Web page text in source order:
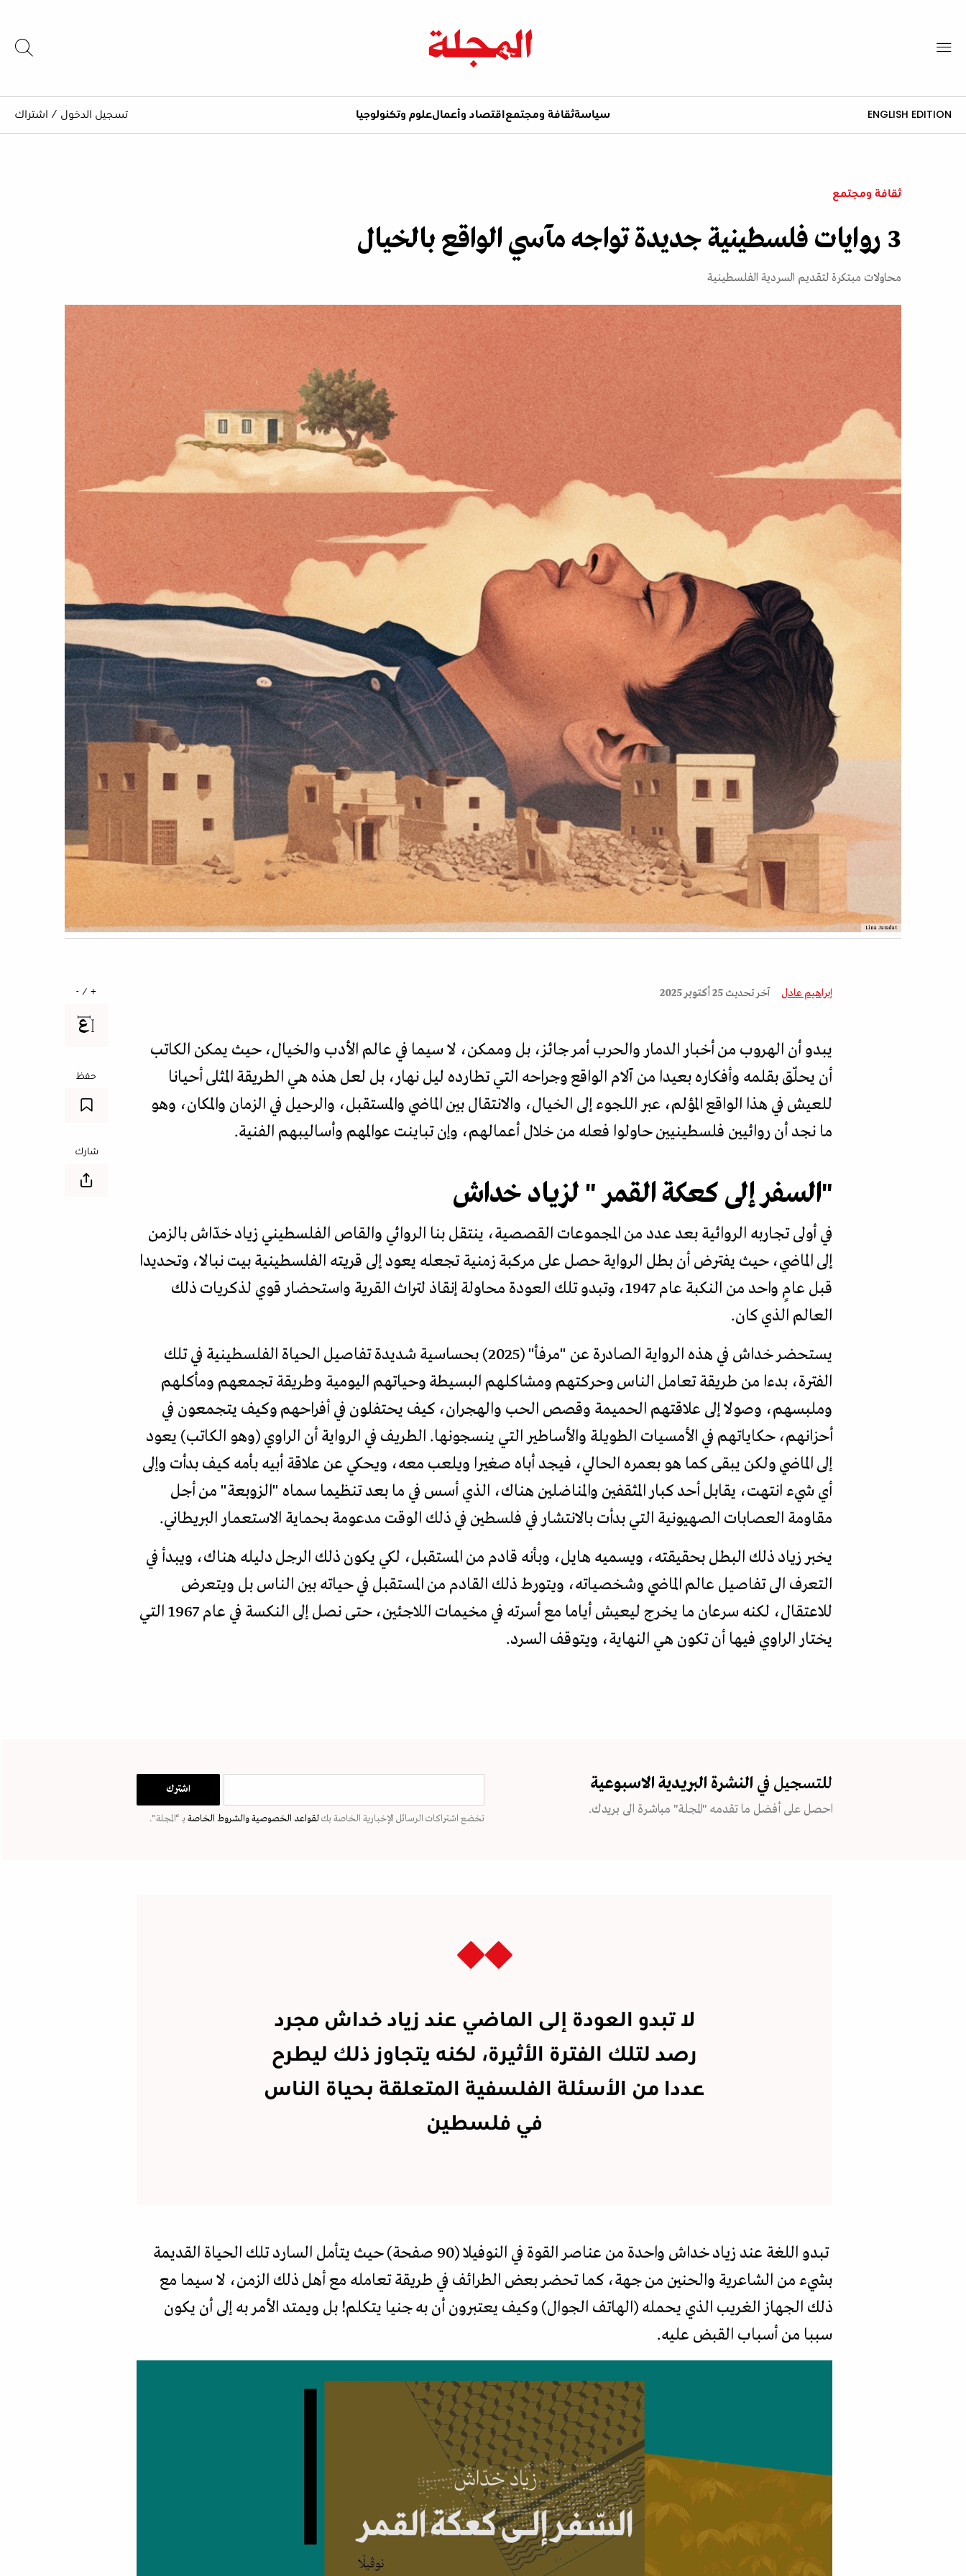
ENGLISH EDITION سياسةثقافة ومجتمع اقتصاد وأعمالعلوم وتكنولوجيا تسجيل الدخول / اشتراك
ثقافة ومجتمع
3 روايات فلسطينية جديدة تواجه مآسي الواقع بالخيال
محاولات مبتكرة لتقديم السردية الفلسطينية
Lina Jaradat
إبراهيم عادل آخر تحديث 25 أكتوبر 2025
يبدو أن الهروب من أخبار الدمار والحرب أمر جائز، بل وممكن، لا سيما في عالم الأدب والخيال، حيث يمكن الكاتب
أن يحلّق بقلمه وأفكاره بعيدا من آلام الواقع وجراحه التي تطارده ليل نهار، بل لعل هذه هي الطريقة المثلى أحيانا
للعيش في هذا الواقع المؤلم، عبر اللجوء إلى الخيال، والانتقال بين الماضي والمستقبل، والرحيل في الزمان والمكان، وهو
ما نجد أن روائيين فلسطينيين حاولوا فعله من خلال أعمالهم، وإن تباينت عوالمهم وأساليبهم الفنية.
"السفر إلى كعكة القمر " لزياد خداش
في أولى تجاربه الروائية بعد عدد من المجموعات القصصية، ينتقل بنا الروائي والقاص الفلسطيني زياد خدّاش بالزمن
إلى الماضي، حيث يفترض أن بطل الرواية حصل على مركبة زمنية تجعله يعود إلى قريته الفلسطينية بيت نبالا، وتحديدا
قبل عامٍ واحد من النكبة عام 1947، وتبدو تلك العودة محاولة إنقاذ لتراث القرية واستحضار قوي لذكريات ذلك
العالم الذي كان.
يستحضر خداش في هذه الرواية الصادرة عن "مرفأ" (2025) بحساسية شديدة تفاصيل الحياة الفلسطينية في تلك
الفترة، بدءا من طريقة تعامل الناس وحركتهم ومشاكلهم البسيطة وحياتهم اليومية وطريقة تجمعهم ومأكلهم
وملبسهم، وصولا إلى علاقتهم الحميمة وقصص الحب والهجران، كيف يحتفلون في أفراحهم وكيف يتجمعون في
أحزانهم، حكاياتهم في الأمسيات الطويلة والأساطير التي ينسجونها. الطريف في الرواية أن الراوي (وهو الكاتب) يعود
إلى الماضي ولكن يبقى كما هو بعمره الحالي، فيجد أباه صغيرا ويلعب معه، ويحكي عن علاقة أبيه بأمه كيف بدأت وإلى
أي شيء انتهت، يقابل أحد كبار المثقفين والمناضلين هناك، الذي أسس في ما بعد تنظيما سماه "الزوبعة" من أجل
مقاومة العصابات الصهيونية التي بدأت بالانتشار في فلسطين في ذلك الوقت مدعومة بحماية الاستعمار البريطاني.
يخبر زياد ذلك البطل بحقيقته، ويسميه هايل، وبأنه قادم من المستقبل، لكي يكون ذلك الرجل دليله هناك، ويبدأ في
التعرف الى تفاصيل عالم الماضي وشخصياته، ويتورط ذلك القادم من المستقبل في حياته بين الناس بل ويتعرض
للاعتقال، لكنه سرعان ما يخرج ليعيش أياما مع أسرته في مخيمات اللاجئين، حتى نصل إلى النكسة في عام 1967 التي
يختار الراوي فيها أن تكون هي النهاية، ويتوقف السرد.
للتسجيل في النشرة البريدية الاسبوعية
احصل على أفضل ما تقدمه "المجلة" مباشرة الى بريدك.
تخضع اشتراكات الرسائل الإخبارية الخاصة بكلقواعد الخصوصيةوالشروط الخاصة بـ “المجلة".
لا تبدو العودة إلى الماضي عند زياد خداش مجرد
رصد لتلك الفترة الأثيرة، لكنه يتجاوز ذلك ليطرح
عددا من الأسئلة الفلسفية المتعلقة بحياة الناس
في فلسطين
تبدو اللغة عند زياد خداش واحدة من عناصر القوة في النوفيلا (90 صفحة) حيث يتأمل السارد تلك الحياة القديمة
بشيء من الشاعرية والحنين من جهة، كما تحضر بعض الطرائف في طريقة تعامله مع أهل ذلك الزمن، لا سيما مع
ذلك الجهاز الغريب الذي يحمله (الهاتف الجوال) وكيف يعتبرون أن به جنيا يتكلم! بل ويمتد الأمر به إلى أن يكون
سببا من أسباب القبض عليه.
+ / -
حفظ
شارك